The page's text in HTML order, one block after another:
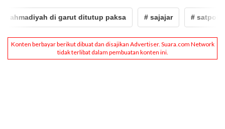
di garut ditutup paksa # sajajar # satpol pp